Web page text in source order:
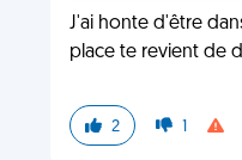
J'ai honte d'être
place te revient de
2 1